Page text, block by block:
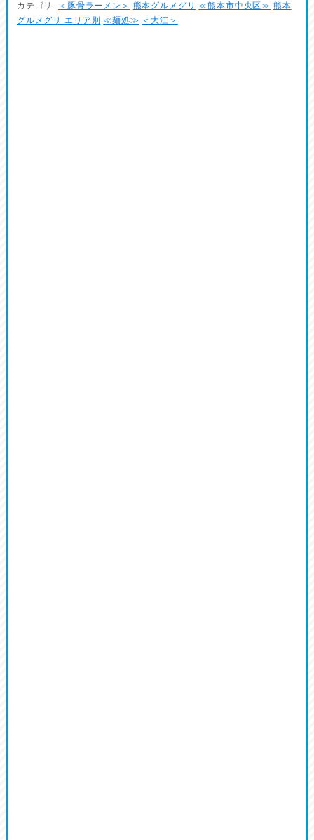
カテゴリ: ＜豚骨ラーメン＞ 熊本グルメグリ ≪熊本市中央区≫ 熊本
グルメグリ エリア別 ≪麺処≫ ＜大江＞